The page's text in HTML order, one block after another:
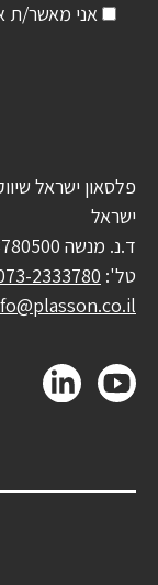
אני מאשר/ת
פלסאון ישראל
ישראל
ד.נ. מנשה 3780500
טל': 2333780